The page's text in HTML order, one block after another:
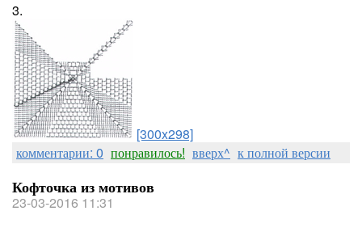
3.
[300x298]
комментарии: 0 понравилось! вверх^ к полной версии
Кофточка из мотивов
23-03-2016 11:31